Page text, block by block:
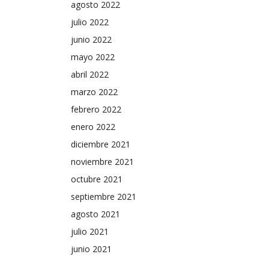
agosto 2022
julio 2022
junio 2022
mayo 2022
abril 2022
marzo 2022
febrero 2022
enero 2022
diciembre 2021
noviembre 2021
octubre 2021
septiembre 2021
agosto 2021
julio 2021
junio 2021